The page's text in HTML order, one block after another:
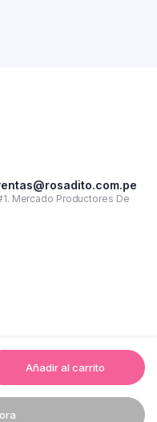
Añadir al carrito
Mercado Productores De
reservados
de Privacidad